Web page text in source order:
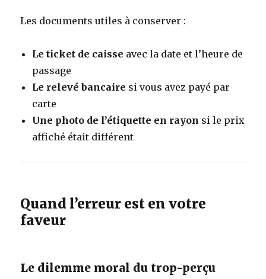
Les documents utiles à conserver :
Le ticket de caisse avec la date et l’heure de
passage
Le relevé bancaire si vous avez payé par
carte
Une photo de l’étiquette en rayon si le prix
affiché était différent
Quand l’erreur est en votre
faveur
Le dilemme moral du trop-perçu